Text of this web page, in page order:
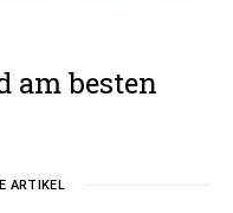
am besten
ARTIKEL